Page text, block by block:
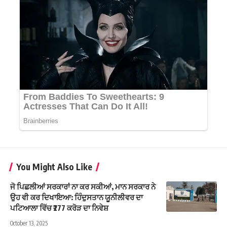
You Might Also Like
ਜੋ ਪਿਛਲੀਆਂ ਸਰਕਾਰਾਂ ਨਾ ਕਰ ਸਕੀਆਂ, ਮਾਨ ਸਰਕਾਰ ਨੇ
ਉਹ ਵੀ ਕਰ ਦਿਖਾਇਆ: ਹਿੰਦੁਸਤਾਨ ਯੂਨੀਲੀਵਰ ਦਾ
ਪਟਿਆਲਾ ਵਿੱਚ ₹277 ਕਰੋੜ ਦਾ ਨਿਵੇਸ਼
October 13, 2025